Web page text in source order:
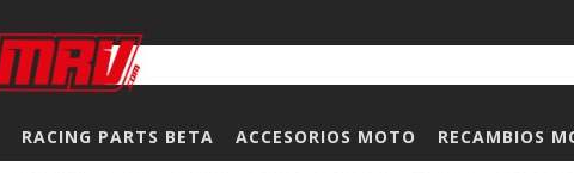
RACING PARTS BETA ACCESORIOS MOTO RECAMBIOS